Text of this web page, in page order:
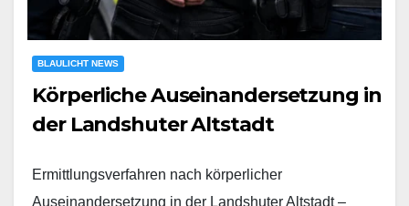
BLAULICHT NEWS
Körperliche Auseinandersetzung in
der Landshuter Altstadt
Ermittlungsverfahren nach körperlicher
Auseinandersetzung in der Landshuter Altstadt –